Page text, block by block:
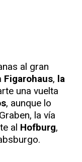
al gran
Figarohaus, la
una vuelta
, aunque lo
la vía
al Hofburg,